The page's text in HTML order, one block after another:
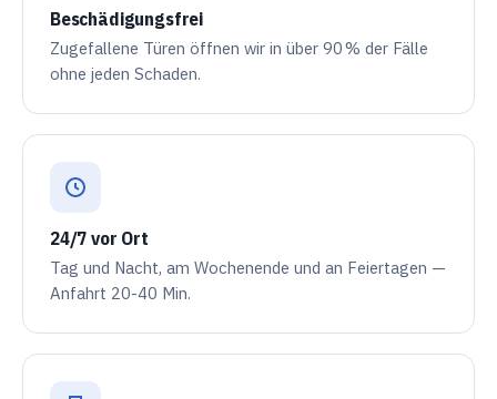
Beschädigungsfrei
Zugefallene Türen öffnen wir in über 90 % der Fälle
ohne jeden Schaden.
24/7 vor Ort
Tag und Nacht, am Wochenende und an Feiertagen —
Anfahrt 20-40 Min.